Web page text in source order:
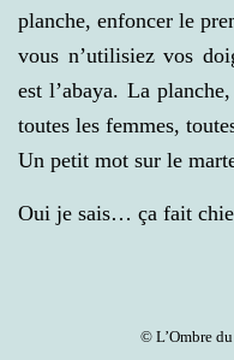
planche, enfoncer le
vous n’utilisiez vos
est l’abaya. La
toutes les femmes,
Un petit mot sur le
Oui je sais… ça fait
© L’Ombre